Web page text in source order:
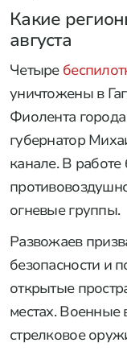
Какие
августа
Четыре
уничтожены в
Фиолента
губернатор
канале. В
огневые группы.
Развожаев
безопасности и
открытые
местах. Военные
стрелковое